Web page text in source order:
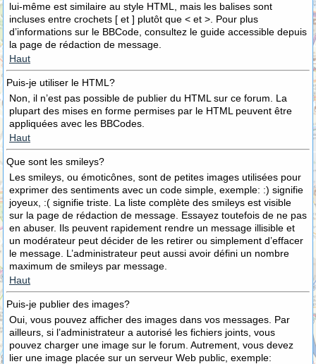
lui-même est similaire au style HTML, mais les balises sont
incluses entre crochets [ et ] plutôt que < et >. Pour plus
d’informations sur le BBCode, consultez le guide accessible depuis
la page de rédaction de message.
Haut
Puis-je utiliser le HTML?
Non, il n’est pas possible de publier du HTML sur ce forum. La
plupart des mises en forme permises par le HTML peuvent être
appliquées avec les BBCodes.
Haut
Que sont les smileys?
Les smileys, ou émoticônes, sont de petites images utilisées pour
exprimer des sentiments avec un code simple, exemple: :) signifie
joyeux, :( signifie triste. La liste complète des smileys est visible
sur la page de rédaction de message. Essayez toutefois de ne pas
en abuser. Ils peuvent rapidement rendre un message illisible et
un modérateur peut décider de les retirer ou simplement d’effacer
le message. L’administrateur peut aussi avoir défini un nombre
maximum de smileys par message.
Haut
Puis-je publier des images?
Oui, vous pouvez afficher des images dans vos messages. Par
ailleurs, si l’administrateur a autorisé les fichiers joints, vous
pouvez charger une image sur le forum. Autrement, vous devez
lier une image placée sur un serveur Web public, exemple: